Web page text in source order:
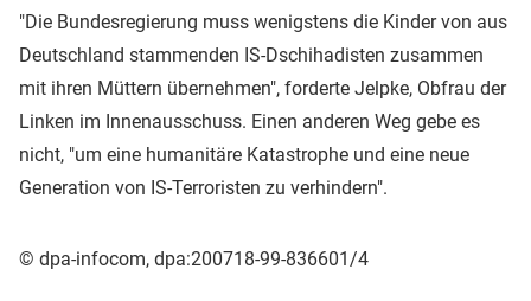
"Die Bundesregierung muss wenigstens die Kinder von aus
Deutschland stammenden IS-Dschihadisten zusammen
mit ihren Müttern übernehmen", forderte Jelpke, Obfrau der
Linken im Innenausschuss. Einen anderen Weg gebe es
nicht, "um eine humanitäre Katastrophe und eine neue
Generation von IS-Terroristen zu verhindern".
© dpa-infocom, dpa:200718-99-836601/4